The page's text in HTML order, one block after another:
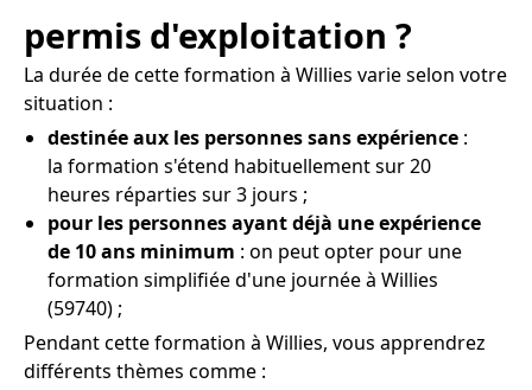
permis d'exploitation ?
La durée de cette formation à Willies varie selon votre
situation :
destinée aux les personnes sans expérience :
la formation s'étend habituellement sur 20
heures réparties sur 3 jours ;
pour les personnes ayant déjà une expérience
de 10 ans minimum : on peut opter pour une
formation simplifiée d'une journée à Willies
(59740) ;
Pendant cette formation à Willies, vous apprendrez
différents thèmes comme :